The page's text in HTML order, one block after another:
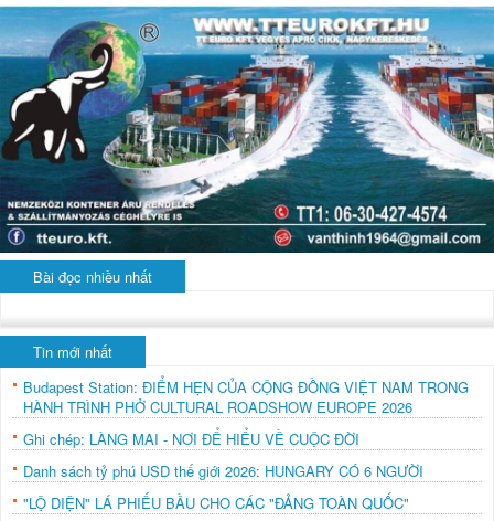
Bài đọc nhiều nhất
Tin mới nhất
Budapest Station: ĐIỂM HẸN CỦA CỘNG ĐỒNG VIỆT NAM TRONG
HÀNH TRÌNH PHỞ CULTURAL ROADSHOW EUROPE 2026
Ghi chép: LÀNG MAI - NƠI ĐỂ HIỂU VỀ CUỘC ĐỜI
Danh sách tỷ phú USD thế giới 2026: HUNGARY CÓ 6 NGƯỜI
"LỘ DIỆN" LÁ PHIẾU BẦU CHO CÁC "ĐẢNG TOÀN QUỐC"